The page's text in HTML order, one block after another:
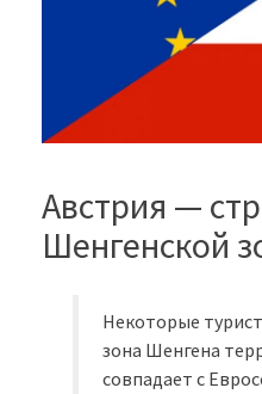
Австрия —
Шенгенской
Некоторые
зона Шенгена
совпадает с